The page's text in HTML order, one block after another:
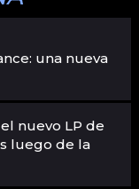
una nueva
el nuevo LP de
luego de la